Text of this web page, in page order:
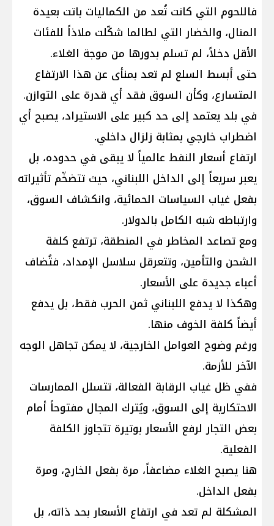
فاللحوم التي كانت تُعد من الكماليات باتت بعيدة
المنال، والخضار التي لطالما شكّلت ملاذاً للفئات
الأقل دخلاً، لم تسلم بدورها من موجة الغلاء.
حتى أبسط السلع لم تعد بمنأى عن هذا الارتفاع
المتسارع، وكأن السوق فقد أي قدرة على التوازن.
في بلد يعتمد إلى حد كبير على الاستيراد، يصبح أي
اضطراب خارجي بمثابة زلزال داخلي.
ارتفاع أسعار النفط عالمياً لا يبقى في حدوده، بل
يعبر سريعاً إلى الداخل اللبناني، حيث تتضخّم تأثيراته
بفعل غياب السياسات الحمائية، وانكشاف السوق،
وارتباطه شبه الكامل بالدولار.
ومع تصاعد المخاطر في المنطقة، ترتفع كلفة
الشحن والتأمين، وتتعرقل سلاسل الإمداد، فتُضاف
أعباء جديدة على الأسعار.
وهكذا لا يدفع اللبناني ثمن الحرب فقط، بل يدفع
أيضاً كلفة الخوف منها.
ورغم وضوح العوامل الخارجية، لا يمكن تجاهل الوجه
الآخر للأزمة.
ففي ظل غياب الرقابة الفعالة، تتسلل الممارسات
الاحتكارية إلى السوق، ويُترك المجال مفتوحاً أمام
بعض التجار لرفع الأسعار بوتيرة تتجاوز الكلفة
الفعلية.
هنا يصبح الغلاء مضاعفاً، مرة بفعل الخارج، ومرة
بفعل الداخل.
المشكلة لم تعد في ارتفاع الأسعار بحد ذاته، بل